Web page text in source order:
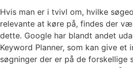
Hvis man er i tvivl om, hvilke
relevante at køre på, findes der
dette. Google har blandt andet
Keyword Planner, som kan give et
søgninger der er på de forskellige